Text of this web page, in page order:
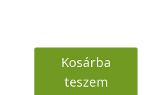
Kosárba
teszem